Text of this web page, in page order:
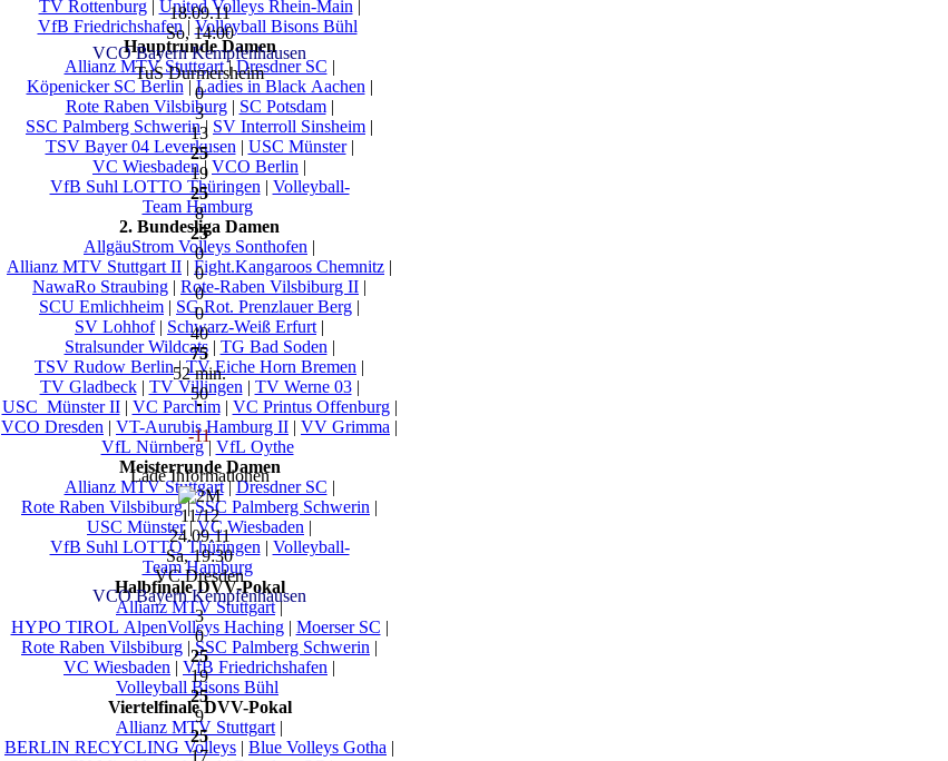
TV Rottenburg| United Volleys Rhein-Main |
VfB Friedrichshafen| Volleyball Bisons Bühl
Hauptrunde Damen
Allianz MTV Stuttgart|Dresdner SC |
Köpenicker SC Berlin |Ladies in Black Aachen |
Rote Raben Vilsbiburg| SC Potsdam|
SSC Palmberg Schwerin| SV Interroll Sinsheim |
TSV Bayer 04 Leverkusen | USC Münster|
VC Wiesbaden|VCO Berlin |
VfB Suhl LOTTO Thüringen | Volleyball-
Team Hamburg
2. Bundesliga Damen
AllgäuStrom Volleys Sonthofen |
Allianz MTV Stuttgart II | Fight.Kangaroos Chemnitz |
NawaRo Straubing | Rote-Raben Vilsbiburg II |
SCU Emlichheim | SG Rot. Prenzlauer Berg |
SV Lohhof| Schwarz-Weiß Erfurt |
Stralsunder Wildcats| TG Bad Soden |
TSV Rudow Berlin|TV Eiche Horn Bremen |
TV Gladbeck| TV Villingen | TV Werne 03|
USC_Münster II| VC Parchim| VC Printus Offenburg|
VCO Dresden | VT-Aurubis Hamburg II | VV Grimma |
VfL Nürnberg| VfL Oythe
Meisterrunde Damen
Allianz MTV Stuttgart|Dresdner SC |
Rote Raben Vilsbiburg|SSC Palmberg Schwerin |
USC Münster|VC Wiesbaden |
VfB Suhl LOTTO Thüringen | Volleyball-
Team Hamburg
Halbfinale DVV-Pokal
Allianz MTV Stuttgart|
HYPO TIROL AlpenVolleys Haching| Moerser SC |
Rote Raben Vilsbiburg |SSC Palmberg Schwerin |
VC Wiesbaden | VfB Friedrichshafen |
Volleyball Bisons Bühl
Viertelfinale DVV-Pokal
Allianz MTV Stuttgart |
BERLIN RECYCLING Volleys | Blue Volleys Gotha |
18.09.11
So, 14:00
VCO Bayern Kempfenhausen
TuS Durmersheim
0
3
13
25
19
25
8
25
0
0
0
0
40
75
52 min.
50
-11
Lade Informationen
11/12
24.09.11
Sa, 19:30
VC Dresden
VCO Bayern Kempfenhausen
3
0
25
19
25
9
25
17